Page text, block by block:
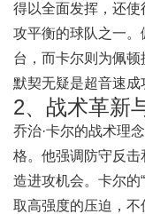
得以全面发挥，还
攻平衡的球队之一
台，而卡尔则为佩
默契无疑是超音速成
2、战术革新
乔治·卡尔的战术理
格。他强调防守反击
造进攻机会。卡尔的
取高强度的压迫，